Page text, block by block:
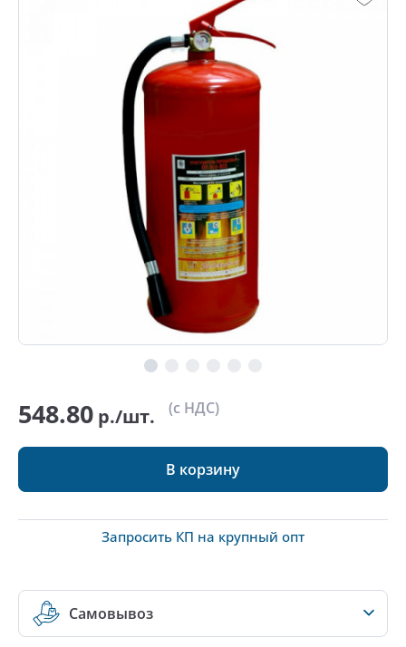
548.80 р./шт. (с НДС)
В корзину
Запросить КП на крупный опт
Самовывоз